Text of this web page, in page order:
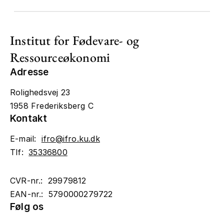
Institut for Fødevare- og
Ressourceøkonomi
Adresse
Rolighedsvej 23
1958 Frederiksberg C
Kontakt
E-mail: ifro@ifro.ku.dk
Tlf:35336800
CVR-nr.: 29979812
EAN-nr.: 5790000279722
Følg os